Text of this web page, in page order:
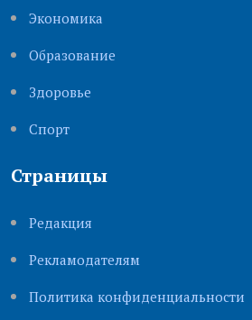
Экономика
Образование
Здоровье
Cпорт
Страницы
Редакция
Рекламодателям
Политика конфиденциальности